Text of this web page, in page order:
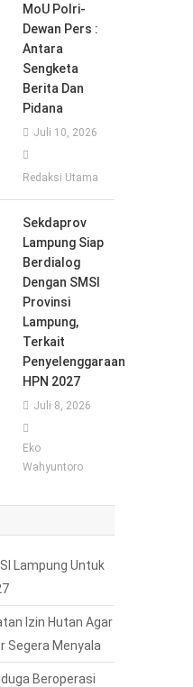
MoU Polri-
Dewan Pers :
Antara
Sengketa
Berita Dan
Pidana
Juli 10, 2026
Redaksi Utama
Sekdaprov
Lampung Siap
Berdialog
Dengan SMSI
Provinsi
Lampung,
Terkait
Penyelenggaraan
HPN 2027
Juli 8, 2026
Eko
Wahyuntoro
Lampung Untuk
Izin Hutan Agar
Segera Menyala
Beroperasi